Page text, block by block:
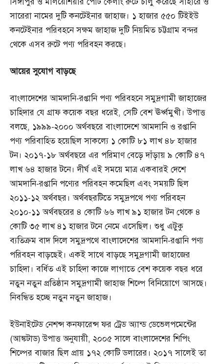
সারেরা নামের দুটি কনটেইনার জাহাজ। ১ হাজার ৫৫০ টিইইউ
কনটেইনার পরিবহনে সক্ষম জাহাজ দুটি নিয়মিত চট্টগ্রাম বন্দর
থেকে এসব রুটে পণ্য পরিবহন করছে।
আয়েরসুযোগবাড়ছে
বাংলাদেশের আমদানি-রপ্তানি পণ্য পরিবহনে সমুদ্রগামী জাহাজের
চাহিদার যে গ্রাফ কয়েক বছর ধরেই, সেটি বেশ ঊর্ধ্বমুখী। উপাত্ত
বলছে, ১৯৯৯-২০০০ অর্থবছরে বাংলাদেশে আমদানি ও রপ্তানি
পণ্য পরিবাহিত হয়েছিল সাকল্যে ১ কোটি ৮১ লাখ ৪৮ হাজার
টন। ২০১৭-১৮ অর্থবছরে এর পরিমাণ বেড়ে দাঁড়ায় ৯ কোটি ৪৭
লাখ ৬৪ হাজার টনে। দীর্ঘ এই সময়ে মাত্র একবারই দেশে
আমদানি-রপ্তানি পণ্যের পরিবহন কমেছিল এবং সময়টি ছিল
২০১১-১২ অর্থবছর। অর্থবছরটিতে সমুদ্রপথে পণ্য পরিবহন
২০১০-১১ অর্থবছরের ৪ কোটি ৬৬ লাখ ৯১ হাজার টন থেকে ৪
কোটি ৩৫ লাখ ৪১ হাজার টনে নেমে এসেছিল। শুধু এটুকু
ব্যতিক্রম বাদ দিলে সমুদ্রপথে বাংলাদেশের আমদানি-রপ্তানি পণ্য
পরিবহন বাড়ছেই। একই সাথে বাড়ছে সমুদ্রগামী জাহাজের
চাহিদা। বর্ধিত এই চাহিদা কাজে লাগাতে বেশ কয়েক বছর ধরে
নতুন নতুন প্রতিষ্ঠান সমুদ্রগামী জাহাজ শিল্পে বিনিয়োগে আসছে।
নিবন্ধিত হচ্ছে নতুন নতুন জাহাজ।
ইউনাইটেড নেশন্স কনফারেন্স ফর ট্রেড অ্যান্ড ডেভেলপমেন্টের
(আঙ্কটাড) উপাত্ত অনুযায়ী, ২০০৫ সালে বাংলাদেশের শিপিং
শিল্পের বাজার ছিল প্রায় ১৭২ কোটি ডলারের। ২০১৭ সালেই তা